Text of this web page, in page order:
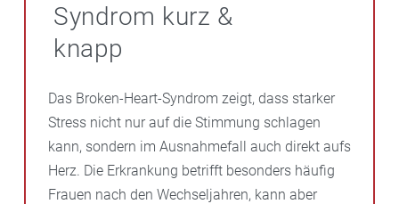
Syndrom kurz &
knapp
Das Broken-Heart-Syndrom zeigt, dass starker
Stress nicht nur auf die Stimmung schlagen
kann, sondern im Ausnahmefall auch direkt aufs
Herz. Die Erkrankung betrifft besonders häufig
Frauen nach den Wechseljahren, kann aber